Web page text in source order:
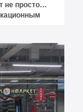
не просто
драйва,